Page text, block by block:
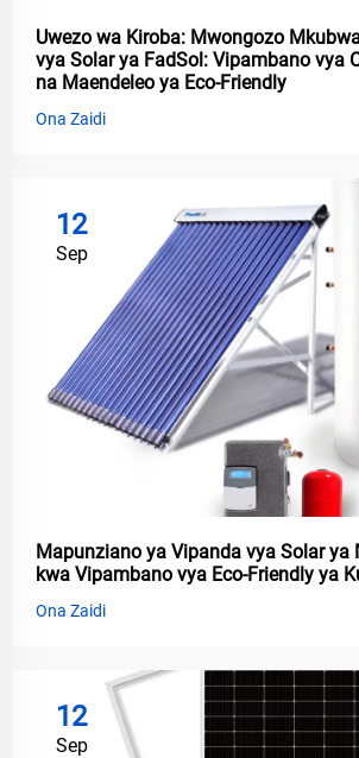
Uwezo wa Kiroba: Mwongozo
vya Solar ya FadSol: Vipambano vya
na Maendeleo ya Eco-Friendly
Ona Zaidi
12
Sep
Mapunziano ya Vipanda vya Solar ya
kwa Vipambano vya Eco-Friendly ya
Ona Zaidi
12
Sep